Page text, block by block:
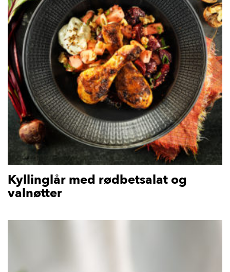
Kyllinglår med rødbetsalat og
valnøtter